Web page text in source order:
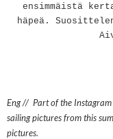
ensimmäistä
häpeä.
Eng // Part of the Instagram
sailing pictures from this
pictures.